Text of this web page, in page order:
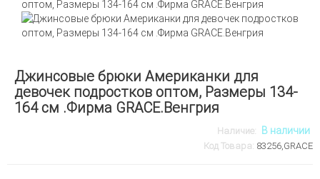
Джинсовые брюки Американки для
девочек подростков оптом, Размеры 134-
164 см .Фирма GRACE.Венгрия
Наличие: В наличии
Код Товара: 83256,GRACE